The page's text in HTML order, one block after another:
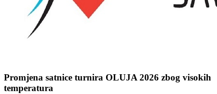
Promjena satnice turnira OLUJA 2026 zbog visokih
temperatura